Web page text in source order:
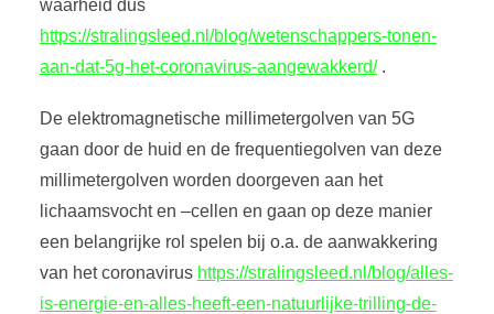
waarheid dus
https://stralingsleed.nl/blog/wetenschappers-tonen-
aan-dat-5g-het-coronavirus-aangewakkerd/.
De elektromagnetische millimetergolven van 5G
gaan door de huid en de frequentiegolven van deze
millimetergolven worden doorgeven aan het
lichaamsvocht en –cellen en gaan op deze manier
een belangrijke rol spelen bij o.a. de aanwakkering
van het coronavirus https://stralingsleed.nl/blog/alles-
is-energie-en-alles-heeft-een-natuurlijke-trilling-de-